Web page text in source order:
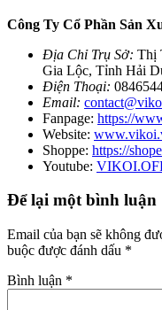
Công Ty Cổ Phần Sản
Địa Chỉ Trụ Sở: Thị
Gia Lộc, Tỉnh Hải
Điện Thoại:
Email:
Fanpage: https://
Website:
Shoppe: https://
Youtube:
Để lại một bình luận
Email của bạn sẽ không
buộc được đánh dấu *
Bình luận *